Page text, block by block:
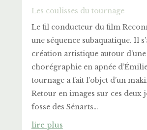
Les coulisses du tournage
Le fil conducteur du film
une séquence subaquatique. Il
création artistique autour d’une
chorégraphie en apnée
tournage a fait l’objet d’un
Retour en images sur ces deux
fosse des Sénarts…
lire plus